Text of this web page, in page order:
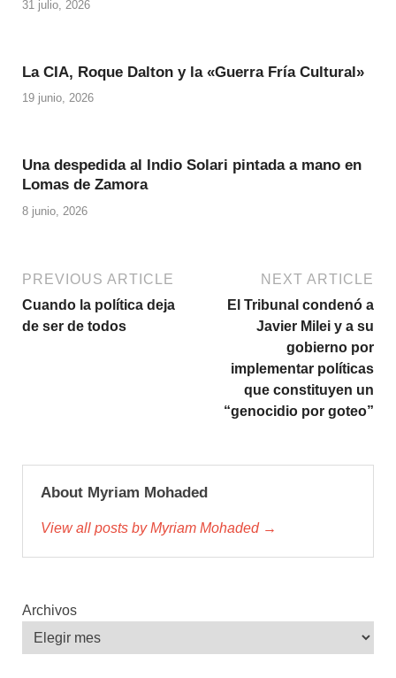
31 julio, 2026
La CIA, Roque Dalton y la «Guerra Fría Cultural»
19 junio, 2026
Una despedida al Indio Solari pintada a mano en
Lomas de Zamora
8 junio, 2026
PREVIOUS ARTICLE
Cuando la política deja
de ser de todos
NEXT ARTICLE
El Tribunal condenó a
Javier Milei y a su
gobierno por
implementar políticas
que constituyen un
“genocidio por goteo”
About Myriam Mohaded
View all posts by Myriam Mohaded →
Archivos